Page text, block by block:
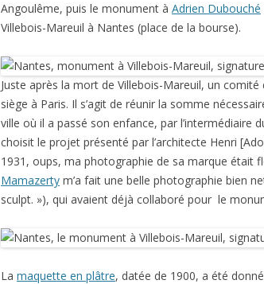
Angoulême, puis le monument à Adrien Dubouché
Villebois-Mareuil à Nantes (place de la bourse).
Juste après la mort de Villebois-Mareuil, un
siège à Paris. Il s’agit de réunir la somme
ville où il a passé son enfance, par l’intermédiaire
choisit le projet présenté par l’architecte Henri
1931, oups, ma photographie de sa marque était
Mamazerty m’a fait une belle photographie bien
sculpt. »), qui avaient déjà collaboré pour le
La maquette en plâtre, datée de 1900, a été